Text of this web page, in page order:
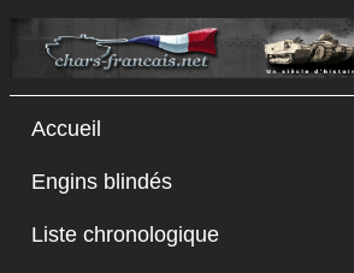
Accueil
Engins blindés
Liste chronologique